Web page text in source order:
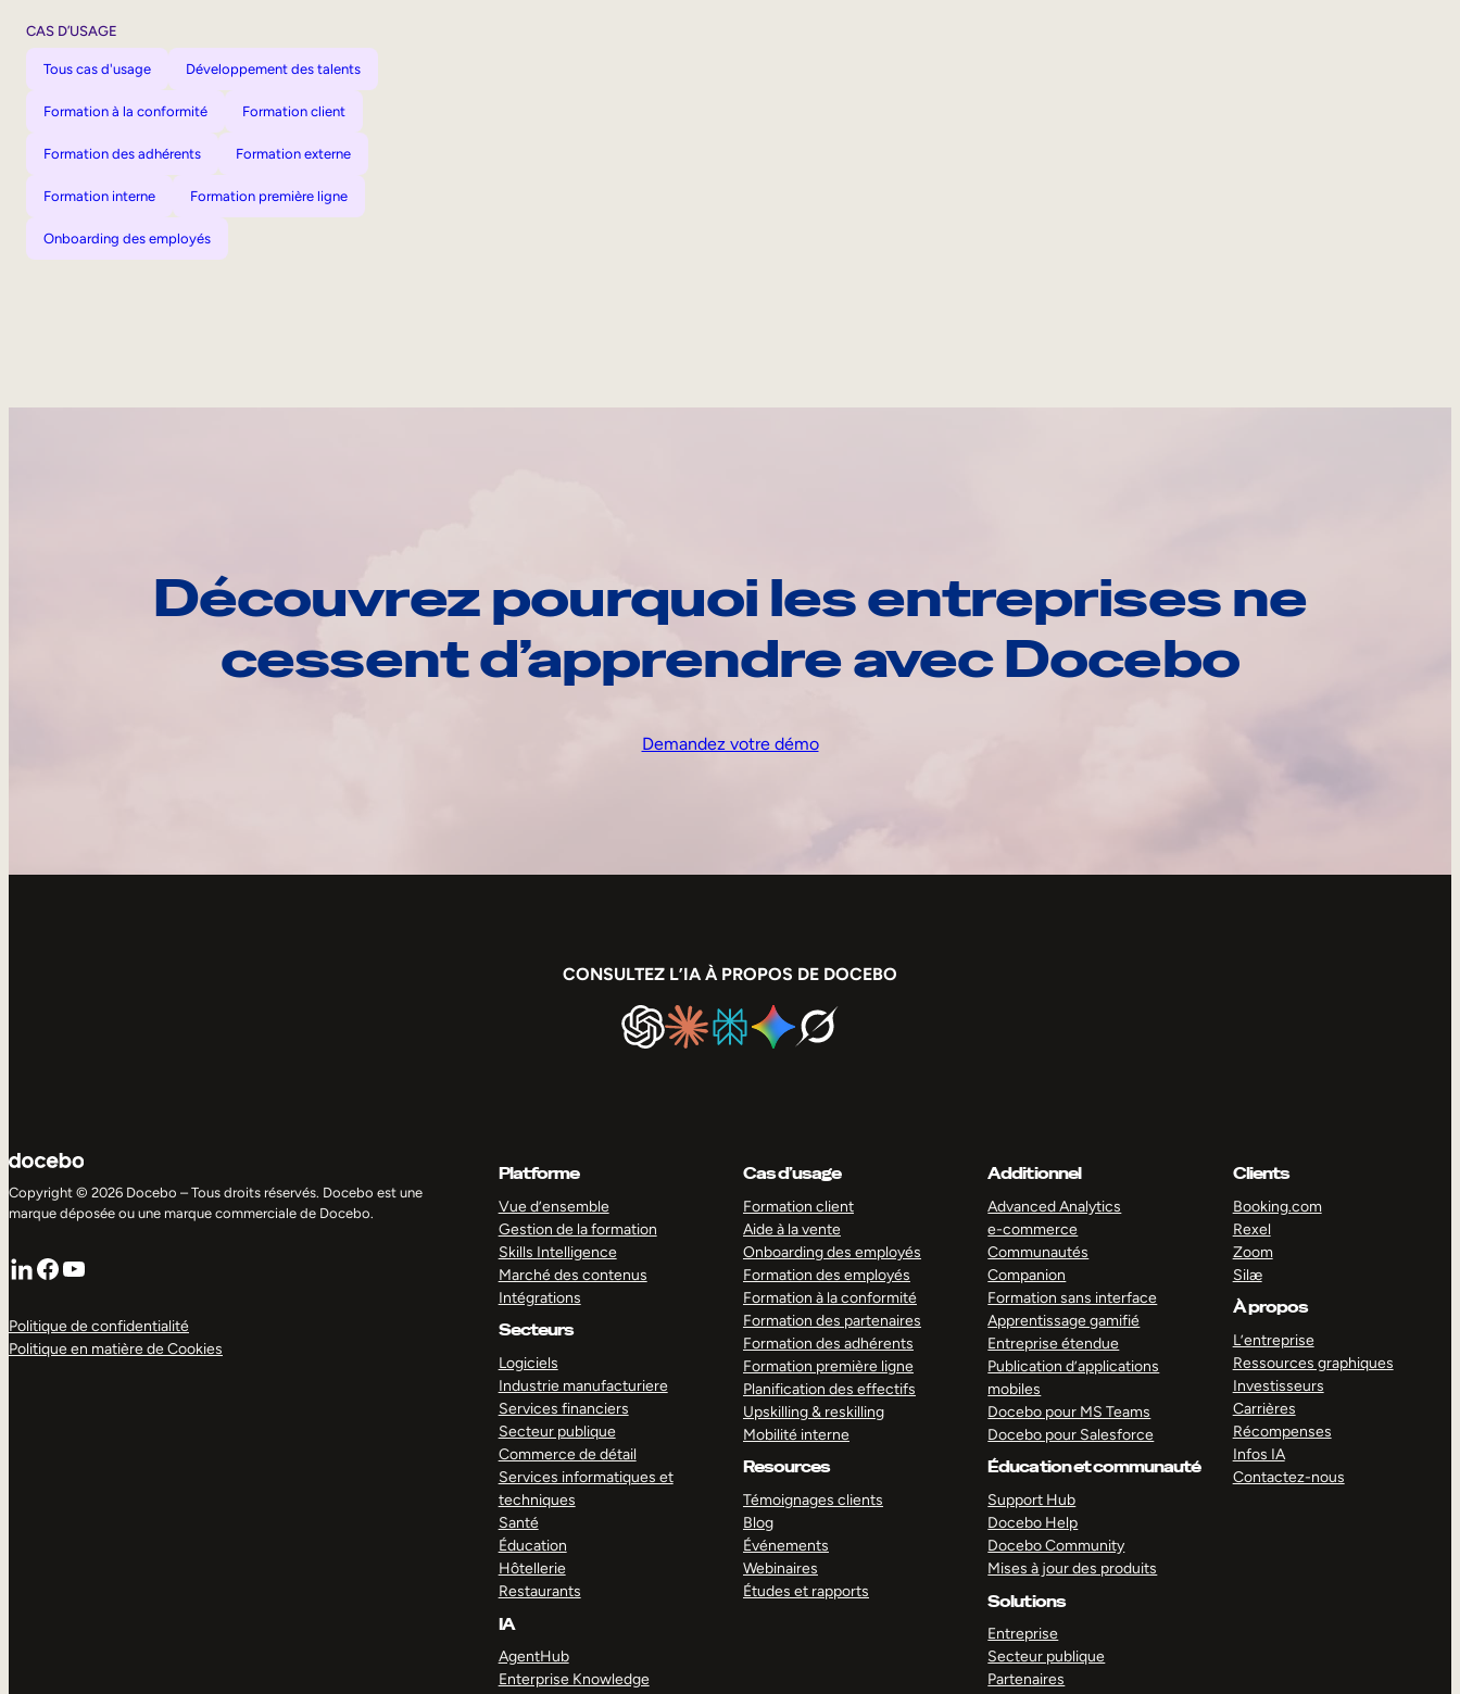
CAS D’USAGE
Tous cas d'usage Développement des talents
Formation à la conformité Formation client
Formation des adhérents Formation externe
Formation interne Formation première ligne
Onboarding des employés
Découvrez pourquoi les entreprises ne
cessent d’apprendre avec Docebo
Demandez votre démo
CONSULTEZ L’IA À PROPOS DE DOCEBO
Copyright © 2026 Docebo – Tous droits réservés. Docebo est une
marque déposée ou une marque commerciale de Docebo.
LinkedIn
Facebook
YouTube
Politique de confidentialité
Politique en matière de Cookies
Platforme
Vue d’ensemble
Gestion de la formation
Skills Intelligence
Marché des contenus
Intégrations
Secteurs
Logiciels
Industrie manufacturiere
Services financiers
Secteur publique
Commerce de détail
Services informatiques et
techniques
Santé
Éducation
Hôtellerie
Restaurants
IA
AgentHub
Enterprise Knowledge
Cas d’usage
Formation client
Aide à la vente
Onboarding des employés
Formation des employés
Formation à la conformité
Formation des partenaires
Formation des adhérents
Formation première ligne
Planification des effectifs
Upskilling & reskilling
Mobilité interne
Resources
Témoignages clients
Blog
Événements
Webinaires
Études et rapports
Additionnel
Advanced Analytics
e-commerce
Communautés
Companion
Formation sans interface
Apprentissage gamifié
Entreprise étendue
Publication d’applications
mobiles
Docebo pour MS Teams
Docebo pour Salesforce
Éducation et communauté
Support Hub
Docebo Help
Docebo Community
Mises à jour des produits
Solutions
Entreprise
Secteur publique
Partenaires
Clients
Booking.com
Rexel
Zoom
Silæ
À propos
L’entreprise
Ressources graphiques
Investisseurs
Carrières
Récompenses
Infos IA
Contactez-nous